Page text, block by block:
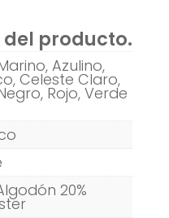
del producto.
Azulino,
Celeste Claro,
Rojo, Verde
20%